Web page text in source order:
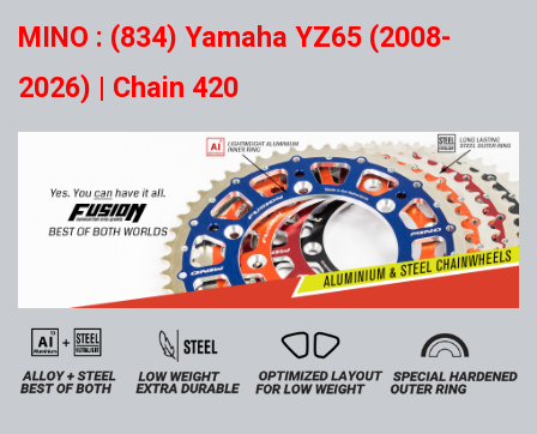
MINO : (834) Yamaha YZ65 (2008-
2026) | Chain 420